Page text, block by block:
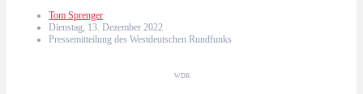
Tom Sprenger
Dienstag, 13. Dezember 2022
Pressemitteilung des Westdeutschen Rundfunks
WDR